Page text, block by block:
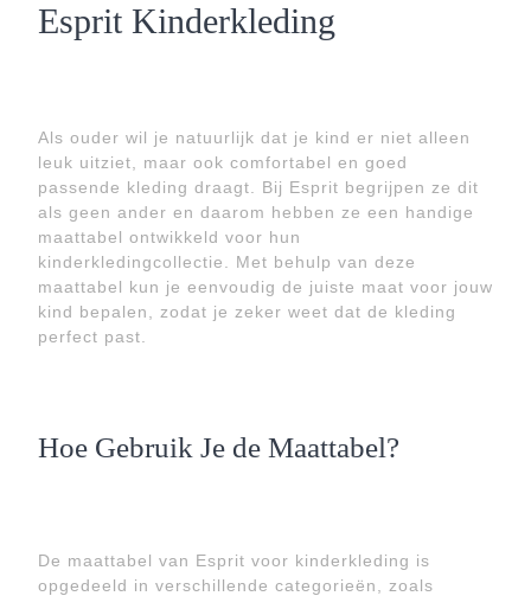
Esprit Kinderkleding
Als ouder wil je natuurlijk dat je kind er niet alleen
leuk uitziet, maar ook comfortabel en goed
passende kleding draagt. Bij Esprit begrijpen ze dit
als geen ander en daarom hebben ze een handige
maattabel ontwikkeld voor hun
kinderkledingcollectie. Met behulp van deze
maattabel kun je eenvoudig de juiste maat voor jouw
kind bepalen, zodat je zeker weet dat de kleding
perfect past.
Hoe Gebruik Je de Maattabel?
De maattabel van Esprit voor kinderkleding is
opgedeeld in verschillende categorieën, zoals